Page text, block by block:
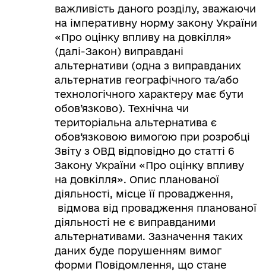
важливість даного розділу, зважаючи
на імперативну норму закону України
«Про оцінку впливу на довкілля»
(далі-Закон) виправдані
альтернативи (одна з виправданих
альтернатив географічного та/або
технологічного характеру має бути
обов’язково). Технічна чи
територіальна альтернатива є
обов’язковою вимогою при розробці
Звіту з ОВД відповідно до статті 6
Закону України «Про оцінку впливу
на довкілля». Опис планованої
діяльності, місце її провадження,
відмова від провадження планованої
діяльності не є виправданими
альтернативами. Зазначення таких
даних буде порушенням вимог
форми Повідомлення, що стане